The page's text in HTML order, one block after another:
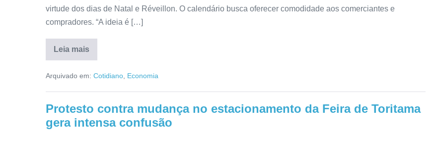
virtude dos dias de Natal e Réveillon. O calendário busca oferecer comodidade aos comerciantes e
compradores. “A ideia é […]
Leia mais
Arquivado em: Cotidiano Economia
Protesto contra mudança no estacionamento da Feira de Toritama
gera intensa confusão